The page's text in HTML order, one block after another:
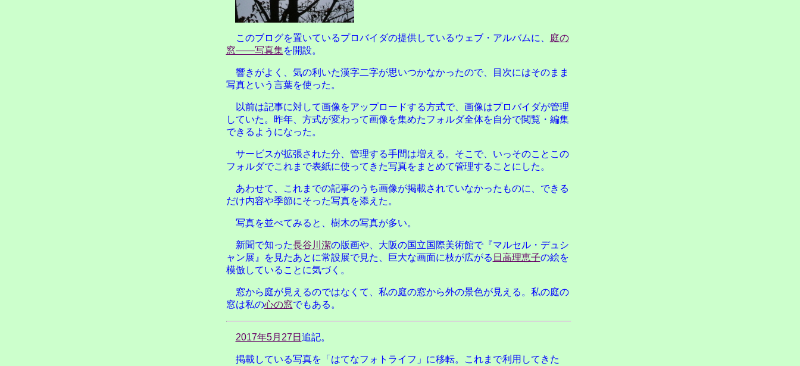
このブログを置いているプロバイダの提供しているウェブ・アルバムに、 庭の
窓――写真集を開設。
響きがよく、気の利いた漢字二字が思いつかなかったので、目次にはそのまま
写真という言葉を使った。
以前は記事に対して画像をアップロードする方式で、画像はプロバイダが管理
していた。昨年、方式が変わって画像を集めたフォルダ全体を自分で閲覧・編集
できるようになった。
サービスが拡張された分、管理する手間は増える。そこで、いっそのことこの
フォルダでこれまで表紙に使ってきた写真をまとめて管理することにした。
あわせて、これまでの記事のうち画像が掲載されていなかったものに、できる
だけ内容や季節にそった写真を添えた。
写真を並べてみると、樹木の写真が多い。
新聞で知った長谷川潔の版画や、大阪の国立国際美術館で『マルセル・デュシ
ャン展』を見たあとに常設展で見た、巨大な画面に枝が広がる 日高理恵子の絵を
模倣していることに気づく。
窓から庭が見えるのではなくて、私の庭の窓から外の景色が見える。私の庭の
窓は私の心の窓でもある。
2017年5月27日 追記。
掲載している写真を 「はてなフォトライフ」に移転。これまで利用してきた